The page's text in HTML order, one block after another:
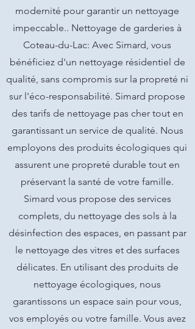
modernité pour garantir un nettoyage
impeccable.. Nettoyage de garderies à
Coteau-du-Lac: Avec Simard, vous
bénéficiez d'un nettoyage résidentiel de
qualité, sans compromis sur la propreté ni
sur l'éco-responsabilité. Simard propose
des tarifs de nettoyage pas cher tout en
garantissant un service de qualité. Nous
employons des produits écologiques qui
assurent une propreté durable tout en
préservant la santé de votre famille.
Simard vous propose des services
complets, du nettoyage des sols à la
désinfection des espaces, en passant par
le nettoyage des vitres et des surfaces
délicates. En utilisant des produits de
nettoyage écologiques, nous
garantissons un espace sain pour vous,
vos employés ou votre famille. Vous avez